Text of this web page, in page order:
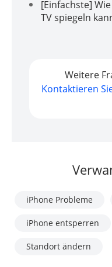
[Einfachste]
TV spiegeln
Weitere
Kontaktieren
iPhone Probleme
iPhone entsperren
Standort ändern